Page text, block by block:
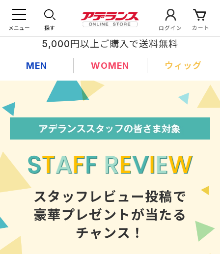
メニュー 探す ログイン カート
5,000円以上ご購入で送料無料
MEN WOMEN ウィッグ
スタッフレビュー投稿で
豪華プレゼントが当たる
チャンス！